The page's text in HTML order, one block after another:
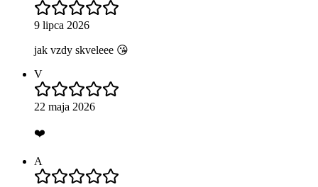
9 lipca 2026
jak vzdy skveleee 😘
V
22 maja 2026
❤️
A